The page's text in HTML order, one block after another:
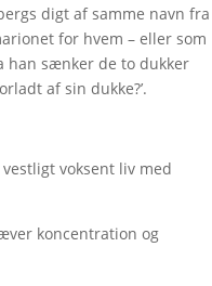
digt af samme navn fra
for hvem – eller som
han sænker de to dukker
af sin dukke?’.
voksent liv med
koncentration og